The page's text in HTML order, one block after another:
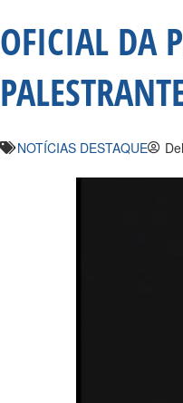
OFICIAL DA
NOTÍCIAS DESTAQUE